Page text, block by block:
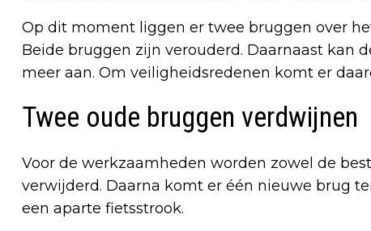
Op dit moment liggen er twee bruggen over
Beide bruggen zijn verouderd. Daarnaast kan
meer aan. Om veiligheidsredenen komt er
Twee oude bruggen verdwijnen
Voor de werkzaamheden worden zowel de
verwijderd. Daarna komt er één nieuwe brug
een aparte fietsstrook.